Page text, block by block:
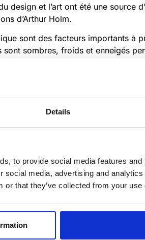
Details
to provide social media features
social media, advertising and
or that they’ve collected from your
design et l’art ont été une source
d’Arthur Holm.
sont des facteurs importants à
sombres, froids et enneigés
donc pas surprenant que le
maisons scandinaves offraient